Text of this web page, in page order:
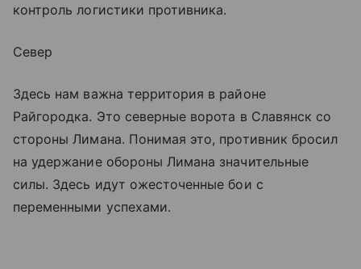
контроль логистики противника.
Север
Здесь нам важна территория в районе
Райгородка. Это северные ворота в Славянск со
стороны Лимана. Понимая это, противник бросил
на удержание обороны Лимана значительные
силы. Здесь идут ожесточенные бои с
переменными успехами.